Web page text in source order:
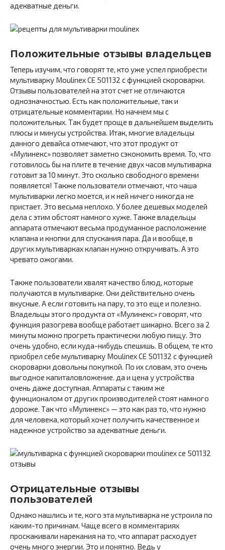
адекватные деньги.
Положительные отзывы владельцев
Теперь изучим, что говорят те, кто уже успел приобрести
мультиварку Moulinex CE 501132 с функцией скороварки.
Отзывы пользователей на этот счет не отличаются
однозначностью. Есть как положительные, так и
отрицательные комментарии. Но начнем мы с
положительных. Так будет проще в дальнейшем выделить
плюсы и минусы устройства. Итак, многие владельцы
данного девайса отмечают, что этот продукт от
«Мулинекс» позволяет заметно сэкономить время. То, что
готовилось бы на плите в течение двух часов мультиварка
готовит за 10 минут. Это сколько свободного времени
появляется! Также пользователи отмечают, что чаша
мультиварки легко моется, и к ней ничего никогда не
пристает. Это весьма неплохо. У более дешевых моделей
дела с этим обстоят намного хуже. Также владельцы
аппарата отмечают весьма продуманное расположение
клапана и кнопки для спускания пара. Да и вообще, в
других мультиварках клапан нужно откручивать. А это
чревато ожогами.
Также пользователи хвалят качество блюд, которые
получаются в мультиварке. Они действительно очень
вкусные. А если готовить на пару, то это еще и полезно.
Владельцы этого продукта от «Мулинекс» говорят, что
функция разогрева вообще работает шикарно. Всего за 2
минуты можно прогреть практически любую пищу. Это
очень удобно, если куда-нибудь спешишь. В общем, те кто
приобрел себе мультиварку Moulinex CE 501132 с функцией
скороварки довольны покупкой. По их словам, это очень
выгодное капиталовложение. да и цена у устройства
очень даже доступная. Аппараты с таким же
функционалом от других производителей стоят намного
дороже. Так что «Мулинекс» — это как раз то, что нужно
для человека, который хочет получить качественное и
надежное устройство за адекватные деньги.
Отрицательные отзывы
пользователей
Однако нашлись и те, кого эта мультиварка не устроила по
каким-то причинам. Чаще всего в комментариях
проскакивали нарекания на то, что аппарат расходует
очень много энергии. Это и понятно. Ведь у